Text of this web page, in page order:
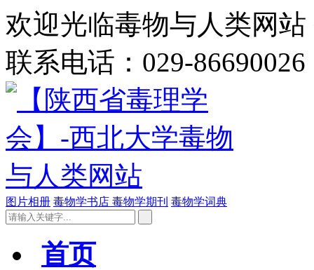
欢迎光临毒物与人类网
联系电话：029-86690026
图片相册 毒物学书店 毒物学期刊 毒物学词典
首页